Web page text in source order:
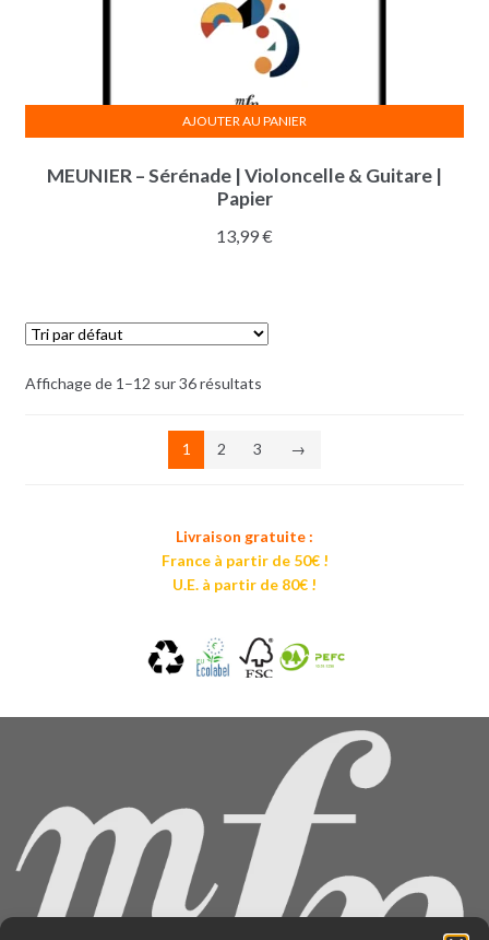
MEUNIER – Sérénade | Violoncelle & Guitare |
Papier
13,99€
AJOUTER AU PANIER
Affichage de 1–12 sur 36 résultats
1 2 3 →
Livraison gratuite :
France à partir de 50€ !
U.E. à partir de 80€ !